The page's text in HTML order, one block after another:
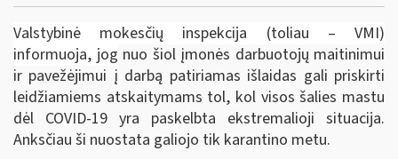
Valstybinė mokesčių inspekcija (toliau – VMI)
informuoja, jog nuo šiol įmonės darbuotojų maitinimui
ir pavežėjimui į darbą patiriamas išlaidas gali priskirti
leidžiamiems atskaitymams tol, kol visos šalies mastu
dėl COVID-19 yra paskelbta ekstremalioji situacija.
Anksčiau ši nuostata galiojo tik karantino metu.